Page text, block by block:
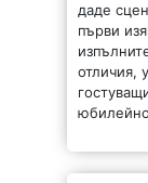
даде
първи
отличия,